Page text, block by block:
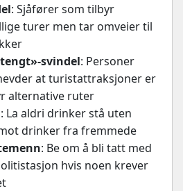
: Sjåfører som tilbyr
turer men tar omveier til
svindel: Personer
at turistattraksjoner er
alternative ruter
: La aldri drinker stå uten
drinker fra fremmede
: Be om å bli tatt med
hvis noen krever